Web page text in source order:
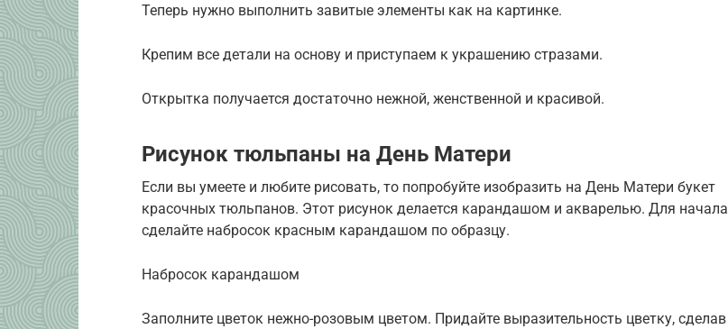
Теперь нужно выполнить завитые элементы как на картинке.
Крепим все детали на основу и приступаем к украшению стразами.
Открытка получается достаточно нежной, женственной и красивой.
Рисунок тюльпаны на День Матери
Если вы умеете и любите рисовать, то попробуйте изобразить на День Матери букет
красочных тюльпанов. Этот рисунок делается карандашом и акварелью. Для начала
сделайте набросок красным карандашом по образцу.
Набросок карандашом
Заполните цветок нежно-розовым цветом. Придайте выразительность цветку, сделав